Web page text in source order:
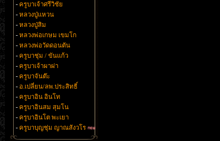
- ครูบาเจ้าศรีวิชัย
- หลวงปู่แหวน
- หลวงปู่สิม
- หลวงพ่อเกษม เขมโก
- หลวงพ่อวัดดอนตัน
- ครูบาชุ่ม / ขันแก้ว
- ครูบาเจ้าผาผ่า
- ครูบาจันต๊ะ
- อ.เปลี่ยน/ลพ.ประสิทธิ์
- ครูบาอิน อินโท
- ครูบาอินสม สุมโน
- ครูบาอินโต พะเยา
- ครูบาบุญชุ่ม ญาณสังวโร